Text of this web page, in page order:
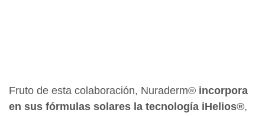
Fruto de esta colaboración, Nuraderm® incorpora
en sus fórmulas solares la tecnología iHelios®,